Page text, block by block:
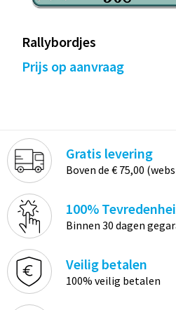
Rallybordjes
Prijs op aanvraag
Gratis levering
Boven de € 75,00
100%
Binnen 30 dagen
Veilig betalen
100% veilig betalen